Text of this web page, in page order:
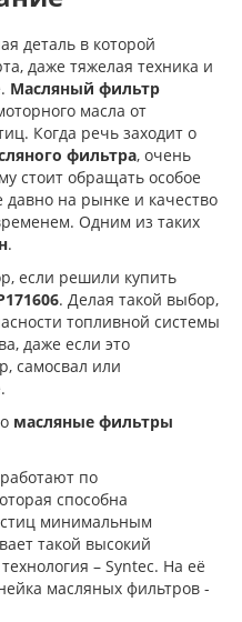
деталь в которой
даже тяжелая техника и
Масляный фильтр
масла от
Когда речь заходит о
фильтра, очень
стоит обращать особое
на рынке и качество
Одним из таких
.
если решили купить
. Делая такой выбор,
топливной системы
даже если это
самосвал или
масляные фильтры
работают по
способна
минимальным
такой высокий
– Syntec. На её
масляных фильтров -